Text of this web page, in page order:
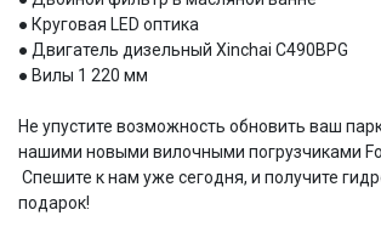
● Круговая LED оптика
● Двигатель дизельный Xinchai C490BPG
● Вилы 1 220 мм
Не упустите возможность обновить ваш
нашими новыми вилочными погрузчиками
Спешите к нам уже сегодня, и получите
подарок!